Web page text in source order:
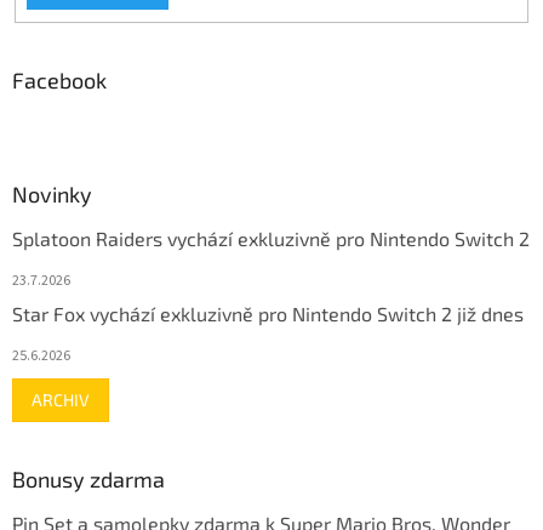
Facebook
Novinky
Splatoon Raiders vychází exkluzivně pro Nintendo Switch 2
23.7.2026
Star Fox vychází exkluzivně pro Nintendo Switch 2 již dnes
25.6.2026
ARCHIV
Bonusy zdarma
Pin Set a samolepky zdarma k Super Mario Bros. Wonder